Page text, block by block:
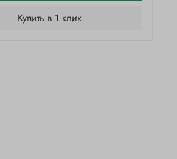
Купить в 1 клик